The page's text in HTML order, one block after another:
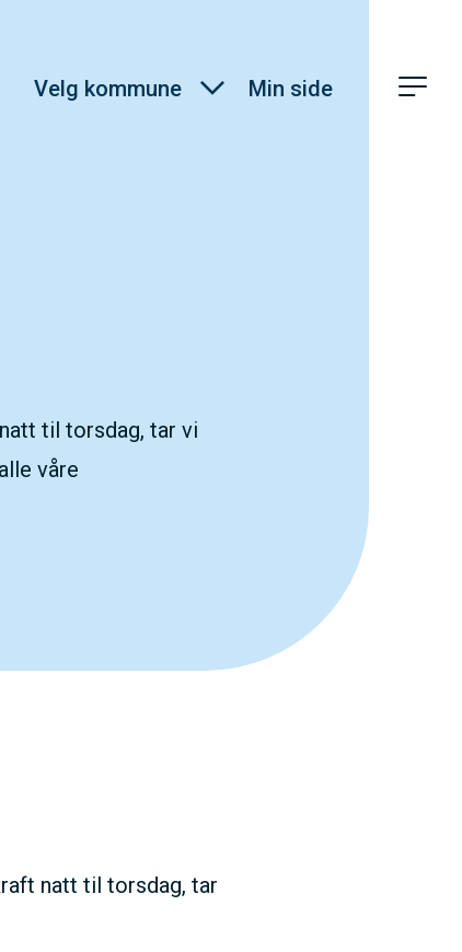
Velg kommune Min side
til torsdag, tar vi
våre
natt til torsdag, tar